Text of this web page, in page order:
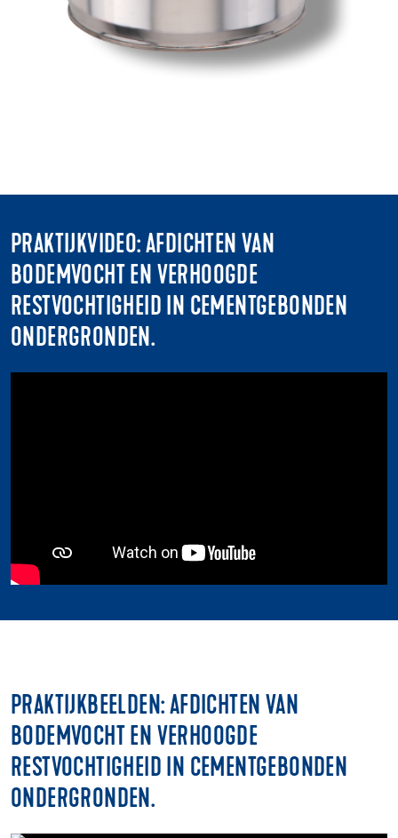
PRAKTIJKVIDEO: AFDICHTEN VAN
BODEMVOCHT EN VERHOOGDE
RESTVOCHTIGHEID IN CEMENTGEBONDEN
ONDERGRONDEN.
PRAKTIJKBEELDEN: AFDICHTEN VAN
BODEMVOCHT EN VERHOOGDE
RESTVOCHTIGHEID IN CEMENTGEBONDEN
ONDERGRONDEN.